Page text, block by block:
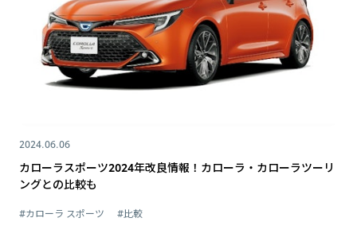
2024.06.06
カローラスポーツ2024年改良情報！カローラ・カローラツーリ
ングとの比較も
#カローラ スポーツ #比較